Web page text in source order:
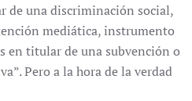
de una discriminación social,
mediática, instrumento
en titular de una subvención o
Pero a la hora de la verdad